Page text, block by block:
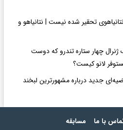
تحقیر شده نیست | نتانیاهو و
ژنرال چهار ستاره تندرو که دوست
لانو کیست؟
جدید درباره مشهورترین لبخند
با ما مسابقه